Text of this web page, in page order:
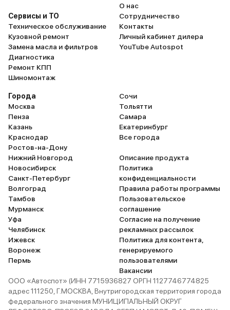
Сервисы и ТО
Техническое обслуживание
Кузовной ремонт
Замена масла и фильтров
Диагностика
Ремонт КПП
Шиномонтаж
О нас
Сотрудничество
Контакты
Личный кабинет дилера
YouTube Autospot
Города
Москва
Пенза
Казань
Краснодар
Ростов-на-Дону
Нижний Новгород
Новосибирск
Санкт-Петербург
Волгоград
Тамбов
Мурманск
Уфа
Челябинск
Ижевск
Воронеж
Пермь
Сочи
Тольятти
Самара
Екатеринбург
Все города
Описание продукта
Политика
конфиденциальности
Правила работы программы
Пользовательское
соглашение
Согласие на получение
рекламных рассылок
Политика для контента,
генерируемого
пользователями
Вакансии
ООО «Автоспот» (ИНН 7715936827 ОРГН 1127746774825
адрес 111250, Г.МОСКВА, Внутригородская территория города
федерального значения МУНИЦИПАЛЬНЫЙ ОКРУГ